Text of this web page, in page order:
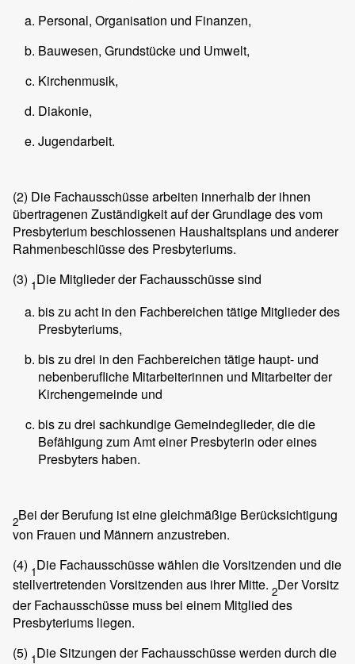
Personal, Organisation und Finanzen,
Bauwesen, Grundstücke und Umwelt,
Kirchenmusik,
Diakonie,
Jugendarbeit.
(2) Die Fachausschüsse arbeiten innerhalb der ihnen
übertragenen Zuständigkeit auf der Grundlage des vom
Presbyterium beschlossenen Haushaltsplans und anderer
Rahmenbeschlüsse des Presbyteriums.
(3) 1Die Mitglieder der Fachausschüsse sind
bis zu acht in den Fachbereichen tätige Mitglieder des
Presbyteriums,
bis zu drei in den Fachbereichen tätige haupt- und
nebenberufliche Mitarbeiterinnen und Mitarbeiter der
Kirchengemeinde und
bis zu drei sachkundige Gemeindeglieder, die die
Befähigung zum Amt einer Presbyterin oder eines
Presbyters haben.
2Bei der Berufung ist eine gleichmäßige Berücksichtigung
von Frauen und Männern anzustreben.
(4) 1Die Fachausschüsse wählen die Vorsitzenden und die
stellvertretenden Vorsitzenden aus ihrer Mitte. 2Der Vorsitz
der Fachausschüsse muss bei einem Mitglied des
Presbyteriums liegen.
(5) 1Die Sitzungen der Fachausschüsse werden durch die